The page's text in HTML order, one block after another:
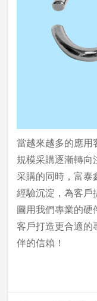
當越來越多的應用
規模采購逐漸轉向
采購的同時，富泰
經驗沉淀，為客戶
圖用我們專業的硬
客戶打造更合適的
伴的信賴！